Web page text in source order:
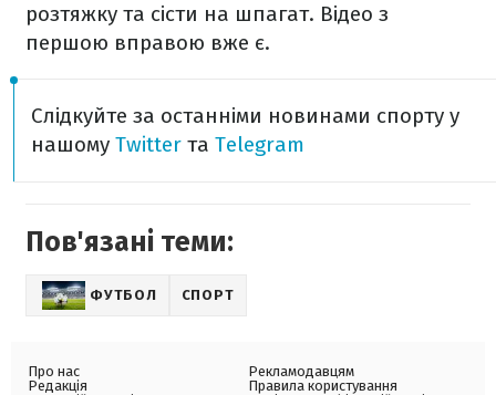
розтяжку та сісти на шпагат. Відео з
першою вправою вже є.
Слідкуйте за останніми новинами спорту у
нашому Twitter та Telegram
Пов'язані теми:
ФУТБОЛ СПОРТ
Про нас
Редакція
Рекламодавцям
Правила користування